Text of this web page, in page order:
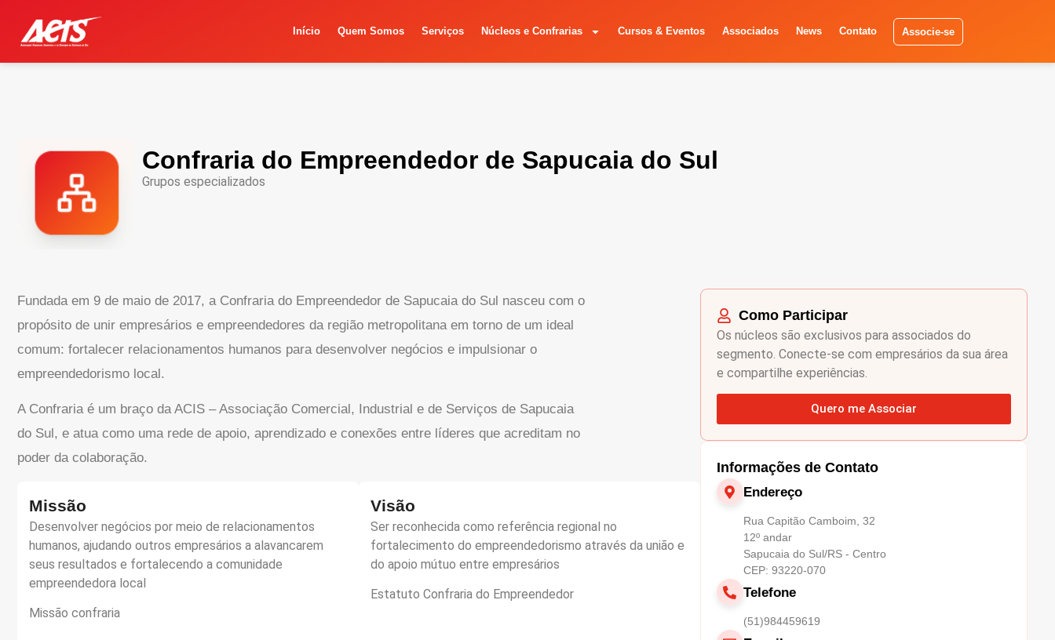
Início Quem Somos Serviços Núcleos e Confrarias Cursos & Eventos Associados News Contato Associe-se
Confraria do Empreendedor de Sapucaia do Sul
Grupos especializados
Fundada em 9 de maio de 2017, a Confraria do Empreendedor de Sapucaia do Sul nasceu com o
propósito de unir empresários e empreendedores da região metropolitana em torno de um ideal
comum: fortalecer relacionamentos humanos para desenvolver negócios e impulsionar o
empreendedorismo local.
A Confraria é um braço da ACIS – Associação Comercial, Industrial e de Serviços de Sapucaia
do Sul, e atua como uma rede de apoio, aprendizado e conexões entre líderes que acreditam no
poder da colaboração.
Missão
Desenvolver negócios por meio de relacionamentos
humanos, ajudando outros empresários a alavancarem
seus resultados e fortalecendo a comunidade
empreendedora local
Missão confraria
Visão
Ser reconhecida como referência regional no
fortalecimento do empreendedorismo através da união e
do apoio mútuo entre empresários
Estatuto Confraria do Empreendedor
Como Participar
Os núcleos são exclusivos para associados do
segmento. Conecte-se com empresários da sua área
e compartilhe experiências.
Quero me Associar
Informações de Contato
Endereço
Rua Capitão Camboim, 32
12º andar
Sapucaia do Sul/RS - Centro
CEP: 93220-070
Telefone
(51)984459619